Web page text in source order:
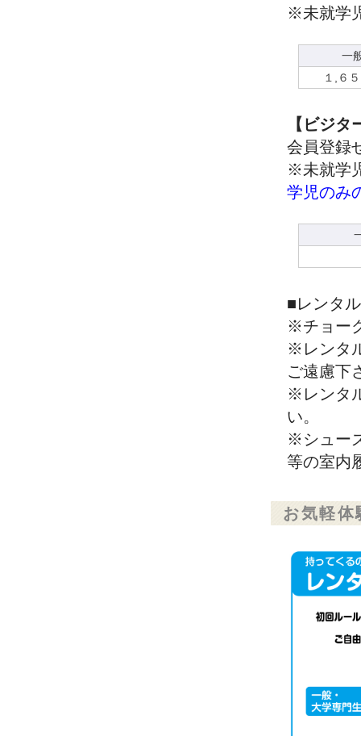
※未就学
一
１,６
【ビジ
会員登録
※未就学
学児のみ
■レンタ
※チョー
※レンタ
ご遠慮下
※レンタ
い。
※シュー
等の室内
お気軽体